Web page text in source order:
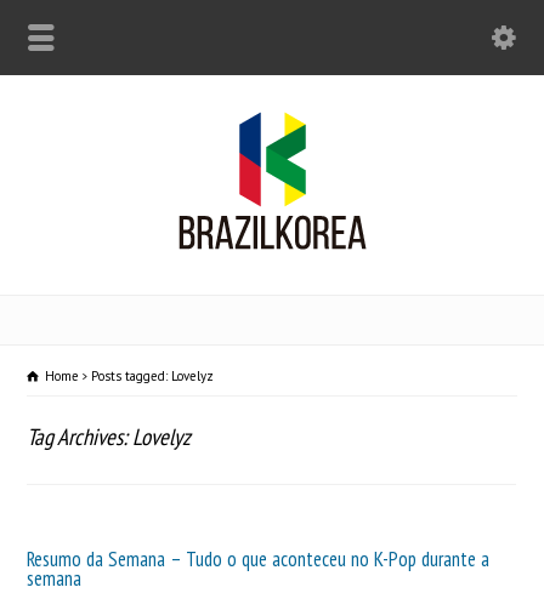
Home Posts tagged: Lovelyz
Tag Archives: Lovelyz
Resumo da Semana – Tudo o que aconteceu no K-Pop durante a
semana